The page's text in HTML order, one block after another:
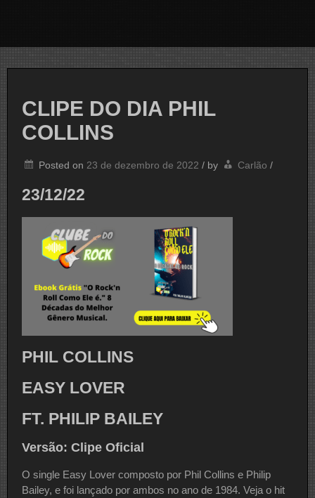
CLIPE DO DIA PHIL
COLLINS
Posted on 23 de dezembro de 2022 / by Carlão /
23/12/22
PHIL COLLINS
EASY LOVER
FT. PHILIP BAILEY
Versão: Clipe Oficial
O single Easy Lover composto por Phil Collins e Philip
Bailey, e foi lançado por ambos no ano de 1984. Veja o hit